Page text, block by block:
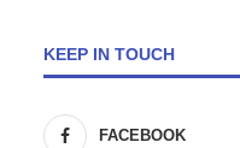
KEEP IN TOUCH
FACEBOOK